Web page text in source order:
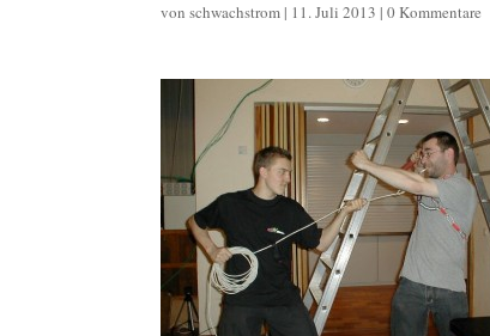
vonschwachstrom | 11. Juli 2013 |0 Kommentare